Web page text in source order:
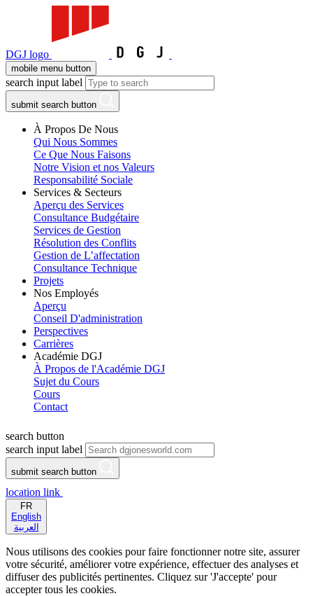
DGJ logo
mobile menu button
search input label
submit search button
À Propos De Nous
Qui Nous Sommes
Ce Que Nous Faisons
Notre Vision et nos Valeurs
Responsabilité Sociale
Services & Secteurs
Aperçu des Services
Consultance Budgétaire
Services de Gestion
Résolution des Conflits
Gestion de L’affectation
Consultance Technique
Projets
Nos Employés
Aperçu
Conseil D'administration
Perspectives
Carrières
Académie DGJ
À Propos de l'Académie DGJ
Sujet du Cours
Cours
Contact
search button
search input label
submit search button
location link
FR
English
العربية
Nous utilisons des cookies pour faire fonctionner notre site, assurer
votre sécurité, améliorer votre expérience, effectuer des analyses et
diffuser des publicités pertinentes. Cliquez sur 'J'accepte' pour
accepter tous les cookies.